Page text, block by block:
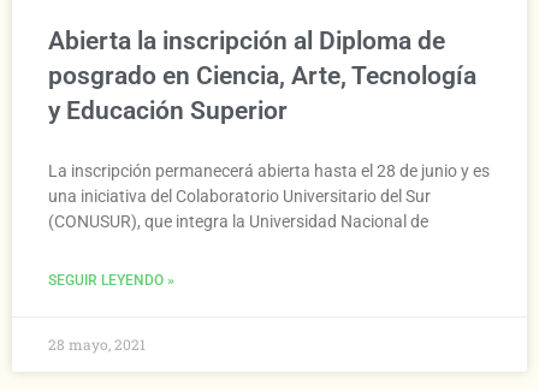
Abierta la inscripción al Diploma de
posgrado en Ciencia, Arte, Tecnología
y Educación Superior
La inscripción permanecerá abierta hasta el 28 de junio y es
una iniciativa del Colaboratorio Universitario del Sur
(CONUSUR), que integra la Universidad Nacional de
SEGUIR LEYENDO »
28 mayo, 2021